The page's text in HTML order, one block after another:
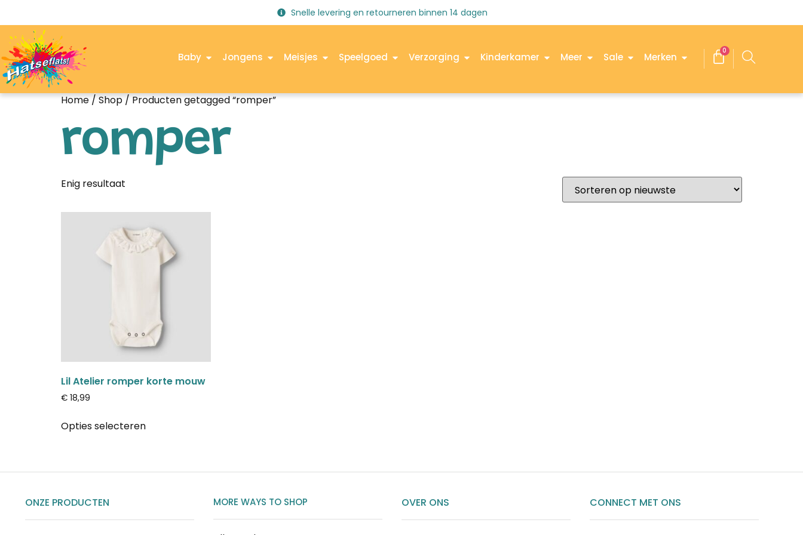
Snelle levering en retourneren binnen 14 dagen
Baby Jongens Meisjes Speelgoed Verzorging Kinderkamer Meer Sale Merken
0
Home/Shop/ Producten getagged “romper”
romper
Enig resultaat
Lil Atelier romper korte mouw
€ 18,99
Opties selecteren
ONZE PRODUCTEN MORE WAYS TO SHOP OVER ONS CONNECT MET ONS